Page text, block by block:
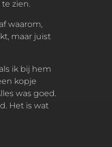
zien.
waarom,
maar juist
ik bij hem
kopje
was goed.
Het is wat